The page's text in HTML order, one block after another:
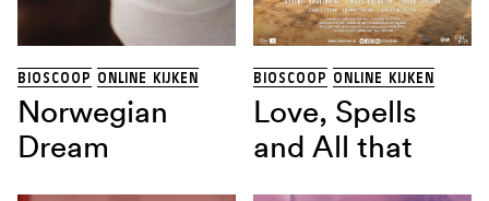
TRAGIKOMEDIE
Land
Regisseur
BIOSCOOP ONLINE KIJKEN
Norwegian
Dream
BIOSCOOP ONLINE KIJKEN
Love, Spells
and All that